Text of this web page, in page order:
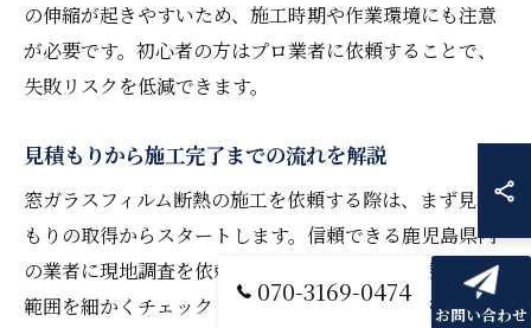
の伸縮が起きやすいため、施工時期や作業環境にも注意
が必要です。初心者の方はプロ業者に依頼することで、
失敗リスクを低減できます。
見積もりから施工完了までの流れを解説
窓ガラスフィルム断熱の施工を依頼する際は、まず見積
もりの取得からスタートします。信頼できる鹿児島県内
の業者に現地調査を依頼し、ガラスの種類や枚数、施工
範囲を細かくチェックしてもらいましょう。その後、正
070-3169-0474
お問い合わせ